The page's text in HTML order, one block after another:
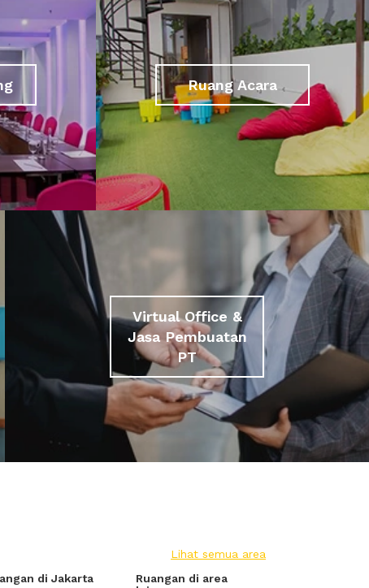
Ruang Acara
Virtual Office &
Jasa Pembuatan
PT
Lihat semua area
di Jakarta
Ruangan di area